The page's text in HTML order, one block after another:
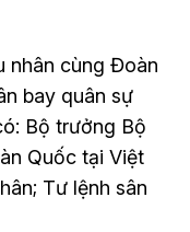
nhân cùng Đoàn
bay quân sự
Bộ trưởng Bộ
Quốc tại Việt
Tư lệnh sân